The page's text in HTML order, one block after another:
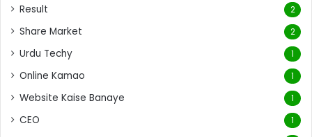
Result 2
Share Market 2
Urdu Techy 1
Online Kamao 1
Website Kaise Banaye 1
CEO 1